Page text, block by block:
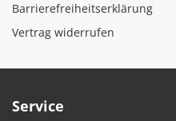
Barrierefreiheitserklärung
Vertrag widerrufen
Service